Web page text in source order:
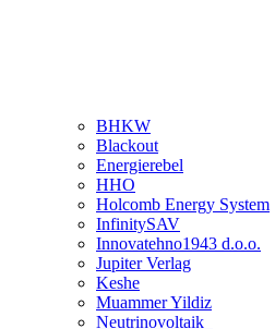
BHKW
Blackout
Energierebel
HHO
Holcomb Energy System
InfinitySAV
Innovatehno1943 d.o.o.
Jupiter Verlag
Keshe
Muammer Yildiz
Neutrinovoltaik